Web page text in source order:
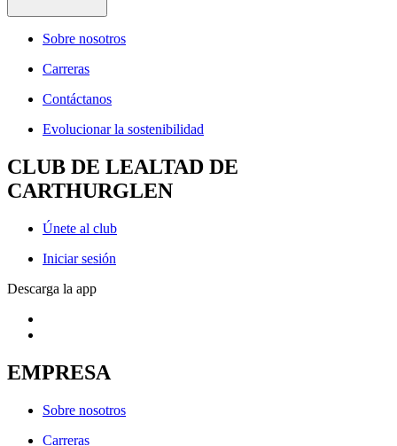
Sobre nosotros
Carreras
Contáctanos
Evolucionar la sostenibilidad
CLUB DE LEALTAD DE
CARTHURGLEN
Únete al club
Iniciar sesión
Descarga la app
EMPRESA
Sobre nosotros
Carreras